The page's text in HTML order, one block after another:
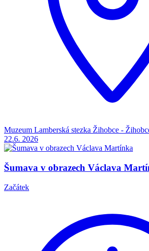
Muzeum Lamberská stezka Žihobce -
22.6. 2026
Šumava v obrazech Václava
Začátek